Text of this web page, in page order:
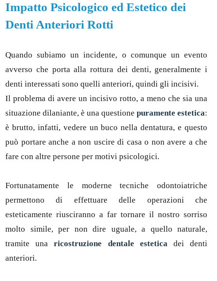
Impatto Psicologico ed Estetico dei
Denti Anteriori Rotti
Quando subiamo un incidente, o comunque un evento
avverso che porta alla rottura dei denti, generalmente i
denti interessati sono quelli anteriori, quindi gli incisivi.
Il problema di avere un incisivo rotto, a meno che sia una
situazione dilaniante, è una questione puramente estetica:
è brutto, infatti, vedere un buco nella dentatura, e questo
può portare anche a non uscire di casa o non avere a che
fare con altre persone per motivi psicologici.
Fortunatamente le moderne tecniche odontoiatriche
permettono di effettuare delle operazioni che
esteticamente riusciranno a far tornare il nostro sorriso
molto simile, per non dire uguale, a quello naturale,
tramite unaricostruzione dentale esteticadei denti
anteriori.